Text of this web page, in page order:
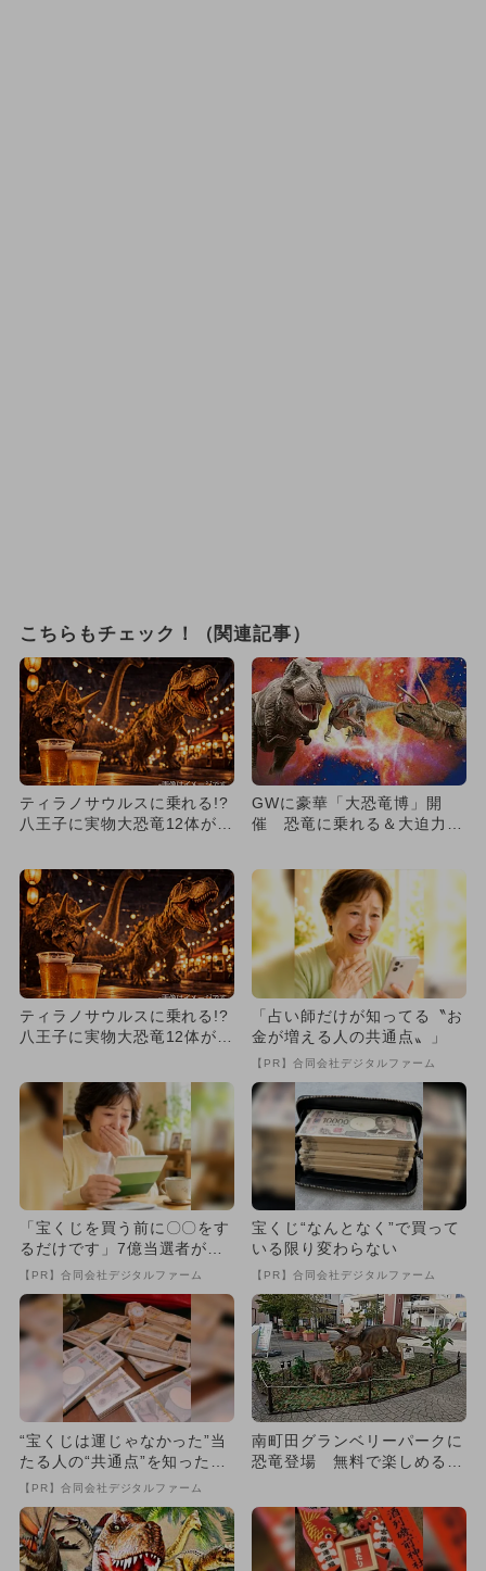
こちらもチェック！（関連記事）
ティラノサウルスに乗れる!?
八王子に実物大恐竜12体が集
GWに豪華「大恐竜博」開
催 恐竜に乗れる＆大迫力の
ティラノサウルスに乗れる!?
八王子に実物大恐竜12体が集
「占い師だけが知ってる〝お
金が増える人の共通点〟」
【PR】合同会社デジタルファーム
「宝くじを買う前に〇〇をす
るだけです」7億当選者が続
出
【PR】合同会社デジタルファーム
宝くじ“なんとなく”で買って
いる限り変わらない
【PR】合同会社デジタルファーム
“宝くじは運じゃなかった”当
たる人の“共通点”を知っただ
け
【PR】合同会社デジタルファーム
南町田グランベリーパークに
恐竜登場 無料で楽しめる＆